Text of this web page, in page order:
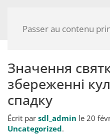
Passer au contenu
Значення
збереженні
спадку
Écrit par sdl_admin le 20
Uncategorized.